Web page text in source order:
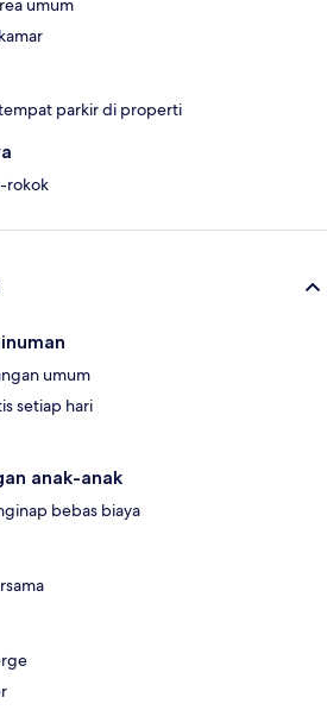
umum
parkir di properti
rokok
umum
setiap hari
anak-anak
bebas biaya